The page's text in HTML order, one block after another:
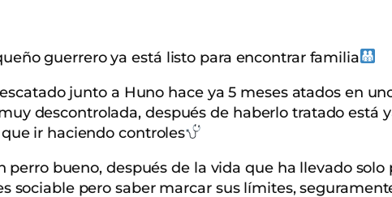
guerrero ya está listo para encontrar familia
junto a Huno hace ya 5 meses atados en
descontrolada, después de haberlo tratado
ir haciendo controles
perro bueno, después de la vida que ha llevado
sociable pero saber marcar sus límites,